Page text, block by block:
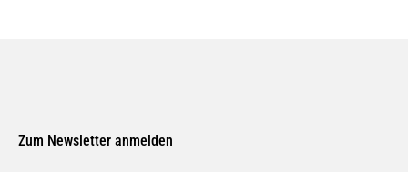
Zum Newsletter anmelden